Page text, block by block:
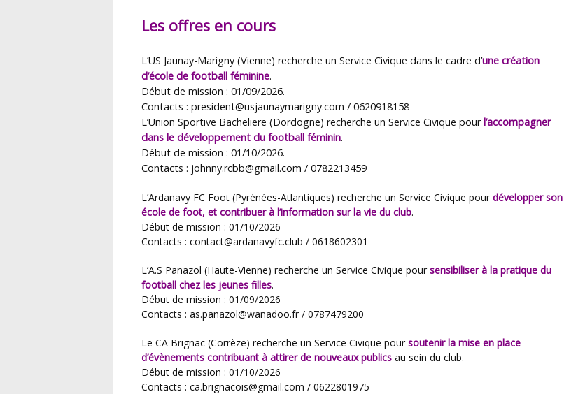
Les offres en cours
L’US Jaunay-Marigny (Vienne) recherche un Service Civique dans le cadre d’une création
d’école de football féminine.
Début de mission : 01/09/2026.
Contacts : president@usjaunaymarigny.com / 0620918158
L’Union Sportive Bacheliere (Dordogne) recherche un Service Civique pourl’accompagner
dans le développement du football féminin.
Début de mission : 01/10/2026.
Contacts : johnny.rcbb@gmail.com / 0782213459
L’Ardanavy FC Foot (Pyrénées-Atlantiques) recherche un Service Civique pour développer son
école de foot, et contribuer à l’information sur la vie du club.
Début de mission : 01/10/2026
Contacts : contact@ardanavyfc.club / 0618602301
L’A.S Panazol (Haute-Vienne) recherche un Service Civique pour sensibiliser à la pratique du
football chez les jeunes filles.
Début de mission : 01/09/2026
Contacts : as.panazol@wanadoo.fr / 0787479200
Le CA Brignac (Corrèze) recherche un Service Civique pour soutenir la mise en place
d’évènements contribuant à attirer de nouveaux publics au sein du club.
Début de mission : 01/10/2026
Contacts : ca.brignacois@gmail.com / 0622801975